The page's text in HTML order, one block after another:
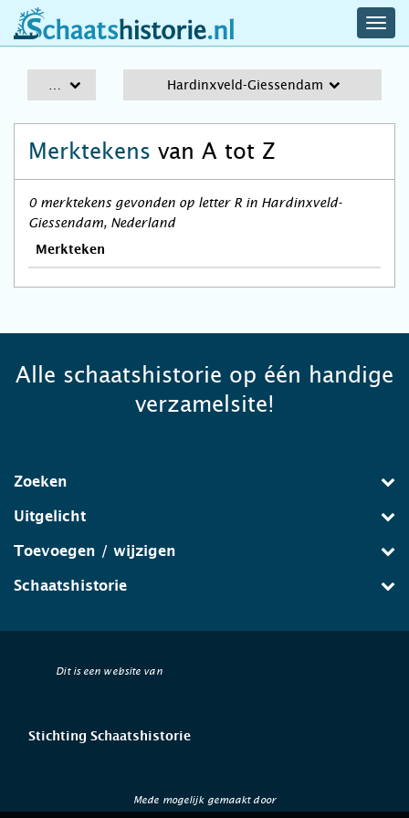
schaatshistorie.nl
Hardinxveld-Giessendam
Merktekens van A tot Z
0 merktekens gevonden op letter R in Hardinxveld-
Giessendam, Nederland
Merkteken
Alle schaatshistorie op één handige
verzamelsite!
Zoeken
Uitgelicht
Toevoegen / wijzigen
Schaatshistorie
Dit is een website van
Stichting Schaatshistorie
Mede mogelijk gemaakt door